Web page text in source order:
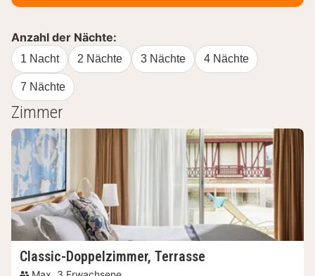
Anzahl der Nächte:
1 Nacht 2 Nächte 3 Nächte 4 Nächte
7 Nächte
Zimmer
Classic-Doppelzimmer, Terrasse